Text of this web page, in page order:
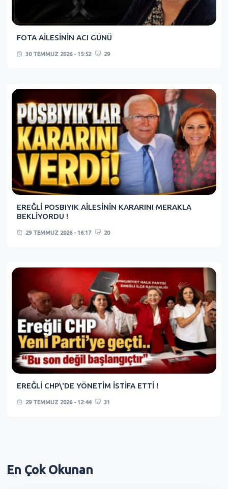
FOTA AİLESİNİN ACI GÜNÜ
30 TEMMUZ 2026 - 15:52 29
EREĞLİ POSBIYIK AİLESİNİN KARARINI MERAKLA
BEKLİYORDU !
29 TEMMUZ 2026 - 16:17 20
EREĞLİ CHP\'DE YÖNETİM İSTİFA ETTİ !
29 TEMMUZ 2026 - 12:44 31
En ÇokOkunan